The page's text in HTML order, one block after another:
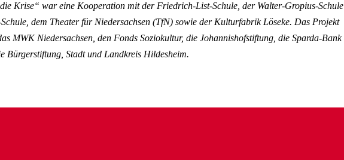
die Krise“ war eine Kooperation mit der Friedrich-List-Schule, der Walter-Gropius-Schule
dem Theater für Niedersachsen (TfN) sowie der Kulturfabrik Löseke. Das Projekt
MWK Niedersachsen, den Fonds Soziokultur, die Johannishofstiftung, die Sparda-Bank
Bürgerstiftung, Stadt und Landkreis Hildesheim.